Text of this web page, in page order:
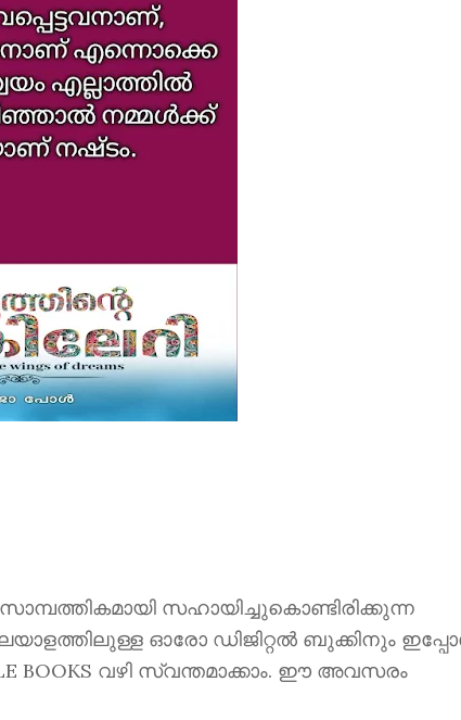
സഹായിച്ചുകൊണ്ടിരിക്കുന്ന
ഓരോ ഡിജിറ്റൽ ബുക്കിനും
BOOKS വഴി സ്വന്തമാക്കാം. ഈ അവസരം